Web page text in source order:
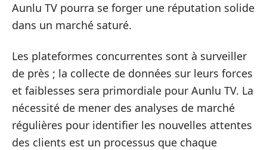
Aunlu TV pourra se forger une réputation solide
dans un marché saturé.
Les plateformes concurrentes sont à surveiller
de près ; la collecte de données sur leurs forces
et faiblesses sera primordiale pour Aunlu TV. La
nécessité de mener des analyses de marché
régulières pour identifier les nouvelles attentes
des clients est un processus que chaque